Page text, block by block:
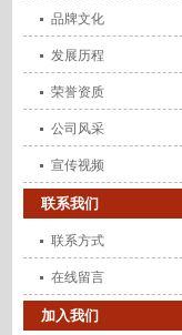
品牌文化
发展历程
荣誉资质
公司风采
宣传视频
联系我们
联系方式
在线留言
加入我们